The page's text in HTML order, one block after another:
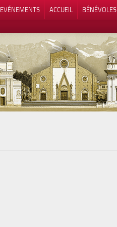
EVÉNEMENTS ACCUEIL BÉNÉVOLES